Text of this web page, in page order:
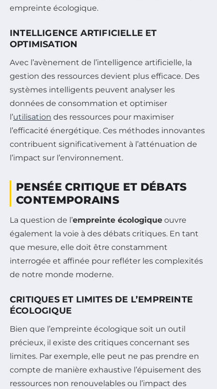
empreinte écologique.
INTELLIGENCE ARTIFICIELLE ET
OPTIMISATION
Avec l’avènement de l’intelligence artificielle, la
gestion des ressources devient plus efficace. Des
systèmes intelligents peuvent analyser les
données de consommation et optimiser
l’utilisation des ressources pour maximiser
l’efficacité énergétique. Ces méthodes innovantes
contribuent significativement à l’atténuation de
l’impact sur l’environnement.
PENSÉE CRITIQUE ET DÉBATS
CONTEMPORAINS
La question de l’empreinte écologique ouvre
également la voie à des débats critiques. En tant
que mesure, elle doit être constamment
interrogée et affinée pour refléter les complexités
de notre monde moderne.
CRITIQUES ET LIMITES DE L’EMPREINTE
ÉCOLOGIQUE
Bien que l’empreinte écologique soit un outil
précieux, il existe des critiques concernant ses
limites. Par exemple, elle peut ne pas prendre en
compte de manière exhaustive l’épuisement des
ressources non renouvelables ou l’impact des